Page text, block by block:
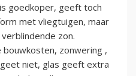
goedkoper, geeft toch
met vliegtuigen, maar
zon.
zonwering ,
niet, glas geeft extra